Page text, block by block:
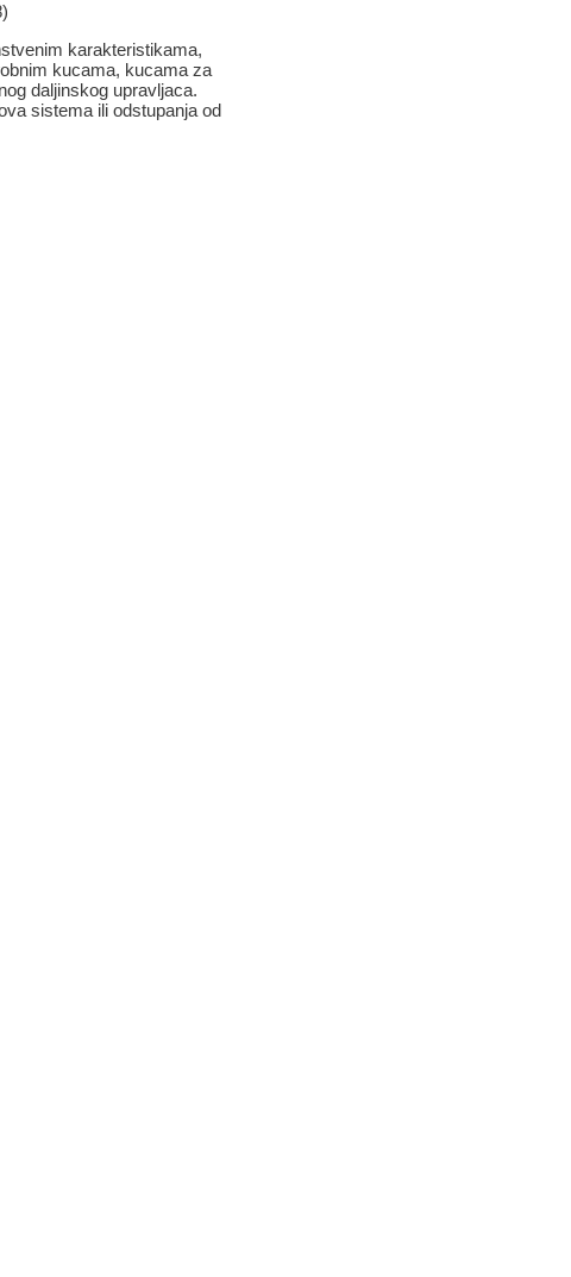
karakteristikama,
kucama, kucama za
daljinskog upravljaca.
sistema ili odstupanja od